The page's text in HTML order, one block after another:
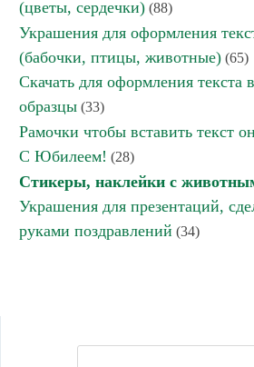
(цветы, сердечки) (88)
Украшения для оформления
(бабочки, птицы, животные) (65)
Скачать для оформления текста
образцы (33)
Рамочки чтобы вставить текст
С Юбилеем! (28)
Стикеры, наклейки с
Украшения для презентаций,
руками поздравлений (34)